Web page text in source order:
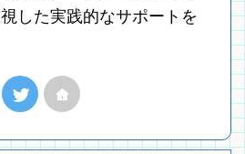
した実践的なサポートを